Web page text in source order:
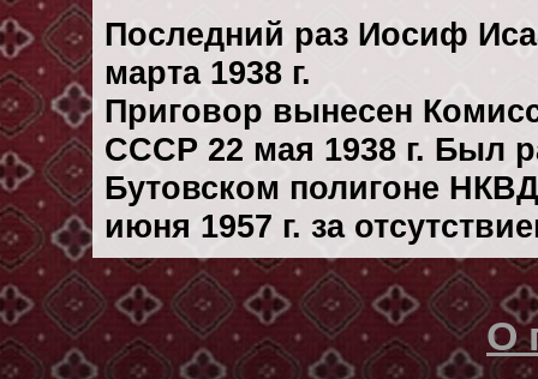
Последний раз Иосиф
марта 1938 г.
Приговор вынесен
СССР 22 мая 1938 г. Был
Бутовском полигоне
июня 1957 г. за
О